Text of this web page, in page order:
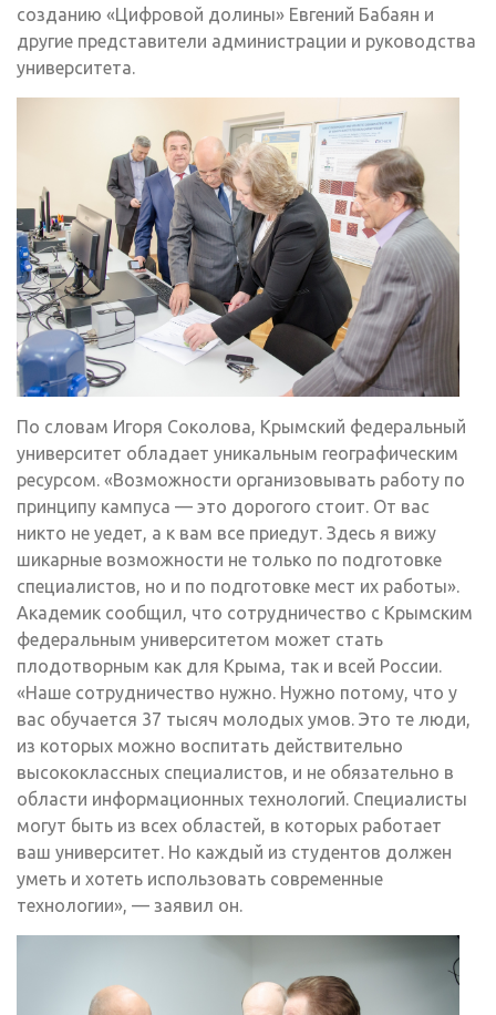
созданию «Цифровой долины» Евгений Бабаян и
другие представители администрации и руководства
университета.
По словам Игоря Соколова, Крымский федеральный
университет обладает уникальным географическим
ресурсом. «Возможности организовывать работу по
принципу кампуса — это дорогого стоит. От вас
никто не уедет, а к вам все приедут. Здесь я вижу
шикарные возможности не только по подготовке
специалистов, но и по подготовке мест их работы».
Академик сообщил, что сотрудничество с Крымским
федеральным университетом может стать
плодотворным как для Крыма, так и всей России.
«Наше сотрудничество нужно. Нужно потому, что у
вас обучается 37 тысяч молодых умов. Это те люди,
из которых можно воспитать действительно
высококлассных специалистов, и не обязательно в
области информационных технологий. Специалисты
могут быть из всех областей, в которых работает
ваш университет. Но каждый из студентов должен
уметь и хотеть использовать современные
технологии», — заявил он.